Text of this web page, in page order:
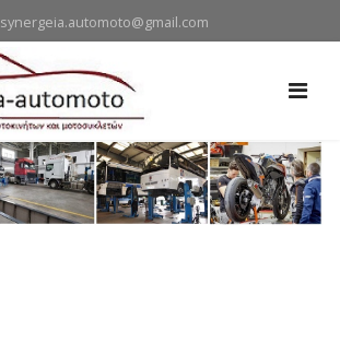
synergeia.automoto@gmail.com